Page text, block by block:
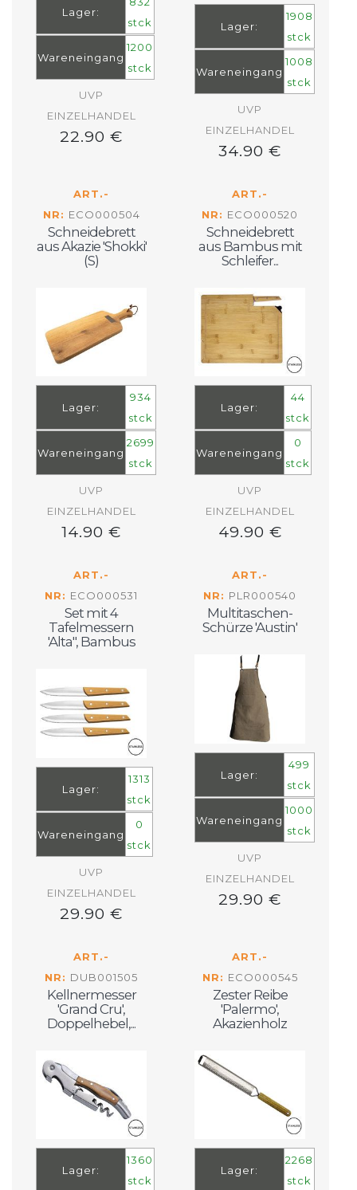
Lager:
stck
Wareneingang
1200
stck
UVP
EINZELHANDEL
22.90 €
Lager:
1908
stck
Wareneingang
1008
stck
UVP
EINZELHANDEL
34.90 €
ART.-
NR: ECO000504
Schneidebrett
aus Akazie 'Shokki'
(S)
Lager:
934
stck
Wareneingang
2699
stck
UVP
EINZELHANDEL
14.90 €
ART.-
NR: ECO000520
Schneidebrett
aus Bambus mit
Schleifer...
Lager:
44
stck
Wareneingang
0
stck
UVP
EINZELHANDEL
49.90 €
ART.-
NR: ECO000531
Set mit 4
Tafelmessern
'Alta'', Bambus
Lager:
1313
stck
Wareneingang
0
stck
UVP
EINZELHANDEL
29.90 €
ART.-
NR: PLR000540
Multitaschen-
Schürze 'Austin'
Lager:
499
stck
Wareneingang
1000
stck
UVP
EINZELHANDEL
29.90 €
ART.-
NR: DUB001505
Kellnermesser
'Grand Cru',
Doppelhebel,...
Lager:
1360
stck
ART.-
NR: ECO000545
Zester Reibe
'Palermo',
Akazienholz
Lager:
2268
stck